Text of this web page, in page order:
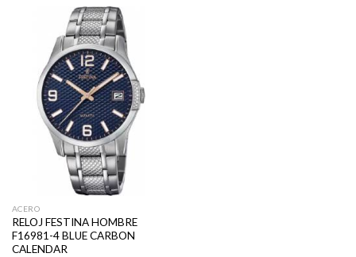
ACERO
RELOJ FESTINA HOMBRE
F16981-4 BLUE CARBON
CALENDAR